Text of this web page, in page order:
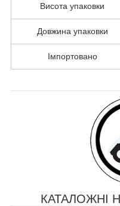
Висота упаковки
Довжина упаковки
Імпортовано
КАТАЛОЖНІ